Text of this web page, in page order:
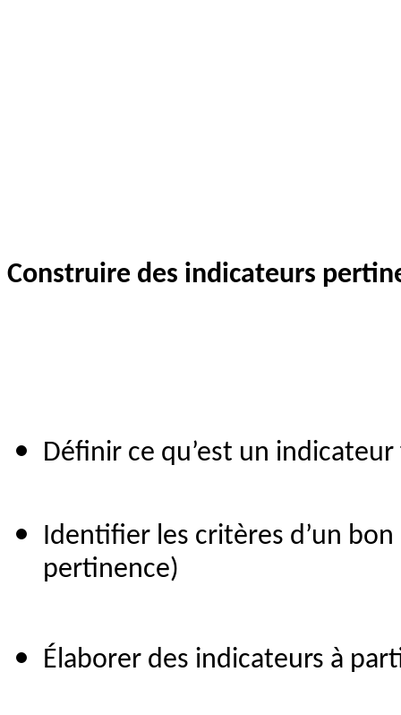
Construire des indicateurs
Définir ce qu’est un
Identifier les critères d’un
pertinence)
Élaborer des indicateurs à